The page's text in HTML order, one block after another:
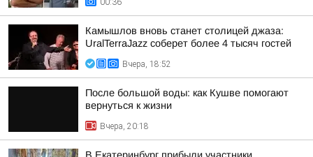
00:36
Камышлов вновь станет столицей джаза:
UralTerraJazz соберет более 4 тысяч гостей
Вчера, 18:52
После большой воды: как Кушве помогают
вернуться к жизни
Вчера, 20:18